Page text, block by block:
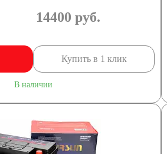
14400 руб.
Купить в 1 клик
В наличии